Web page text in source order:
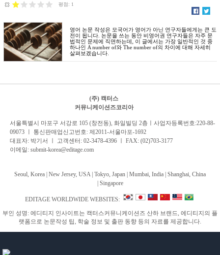
평점: 1
영어 논문 작성은 모국어가 영어가 아닌 연구자들에게는 큰 도
전이 됩니다. 논문을 쓰는 동안 비영어권 연구자들은 자주 문
법적인 문제에 직면하는데, 이 글에서는 가장 일반적인 것 중
하나인 A number of와 The number of의 차이에 대해 자세히
살펴보겠습니다.
(주) 캑터스
커뮤니케이션즈코리아
서 울특별시 마포구 서강로 105 (창전동), 화일빌딩 2층 ㅣ사업자등록번호:220-88-
09073 ㅣ 통신판매업신고번호: 제2011-서울마포-1692
대표자: 박기서 ㅣ 고객센터: 02-3478-4396 ㅣ FAX: (02)703-3177
이메일: submit-korea@editage.com
Seoul, Korea | New Jersey, USA | Tokyo, Japan | Mumbai, India | Shanghai, China
Singapore
EDITAGE WORLDWIDE WEBSITES:
부인 성명: 에디티지 인사이트는 캑터스커뮤니케이션즈 산하 브랜드, 에디티지의 플
랫폼으로 논문작성 팁, 학술 정보 및 출판 동향 등의 자료를 제공합니다.